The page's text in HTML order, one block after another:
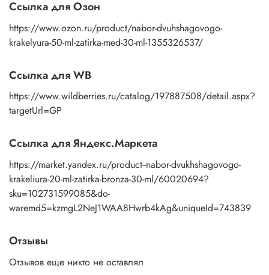
Ссылка для Озон
https://www.ozon.ru/product/nabor-dvuhshagovogo-
krakelyura-50-ml-zatirka-med-30-ml-1355326537/
Ссылка для WB
https://www.wildberries.ru/catalog/197887508/detail.aspx?
targetUrl=GP
Ссылка для Яндекс.Маркета
https://market.yandex.ru/product--nabor-dvukhshagovogo-
krakeliura-20-ml-zatirka-bronza-30-ml/60020694?
sku=102731599085&do-
waremd5=kzmgL2NeJ1WAA8Hwrb4kAg&uniqueId=743839
Отзывы
Отзывов еще никто не оставлял